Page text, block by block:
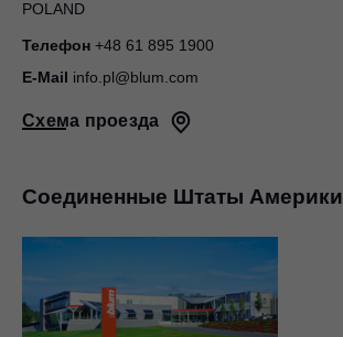
POLAND
Телефон +48 61 895 1900
E-Mail info.pl@blum.com
Схема проезда
Соединенные Штаты Америки